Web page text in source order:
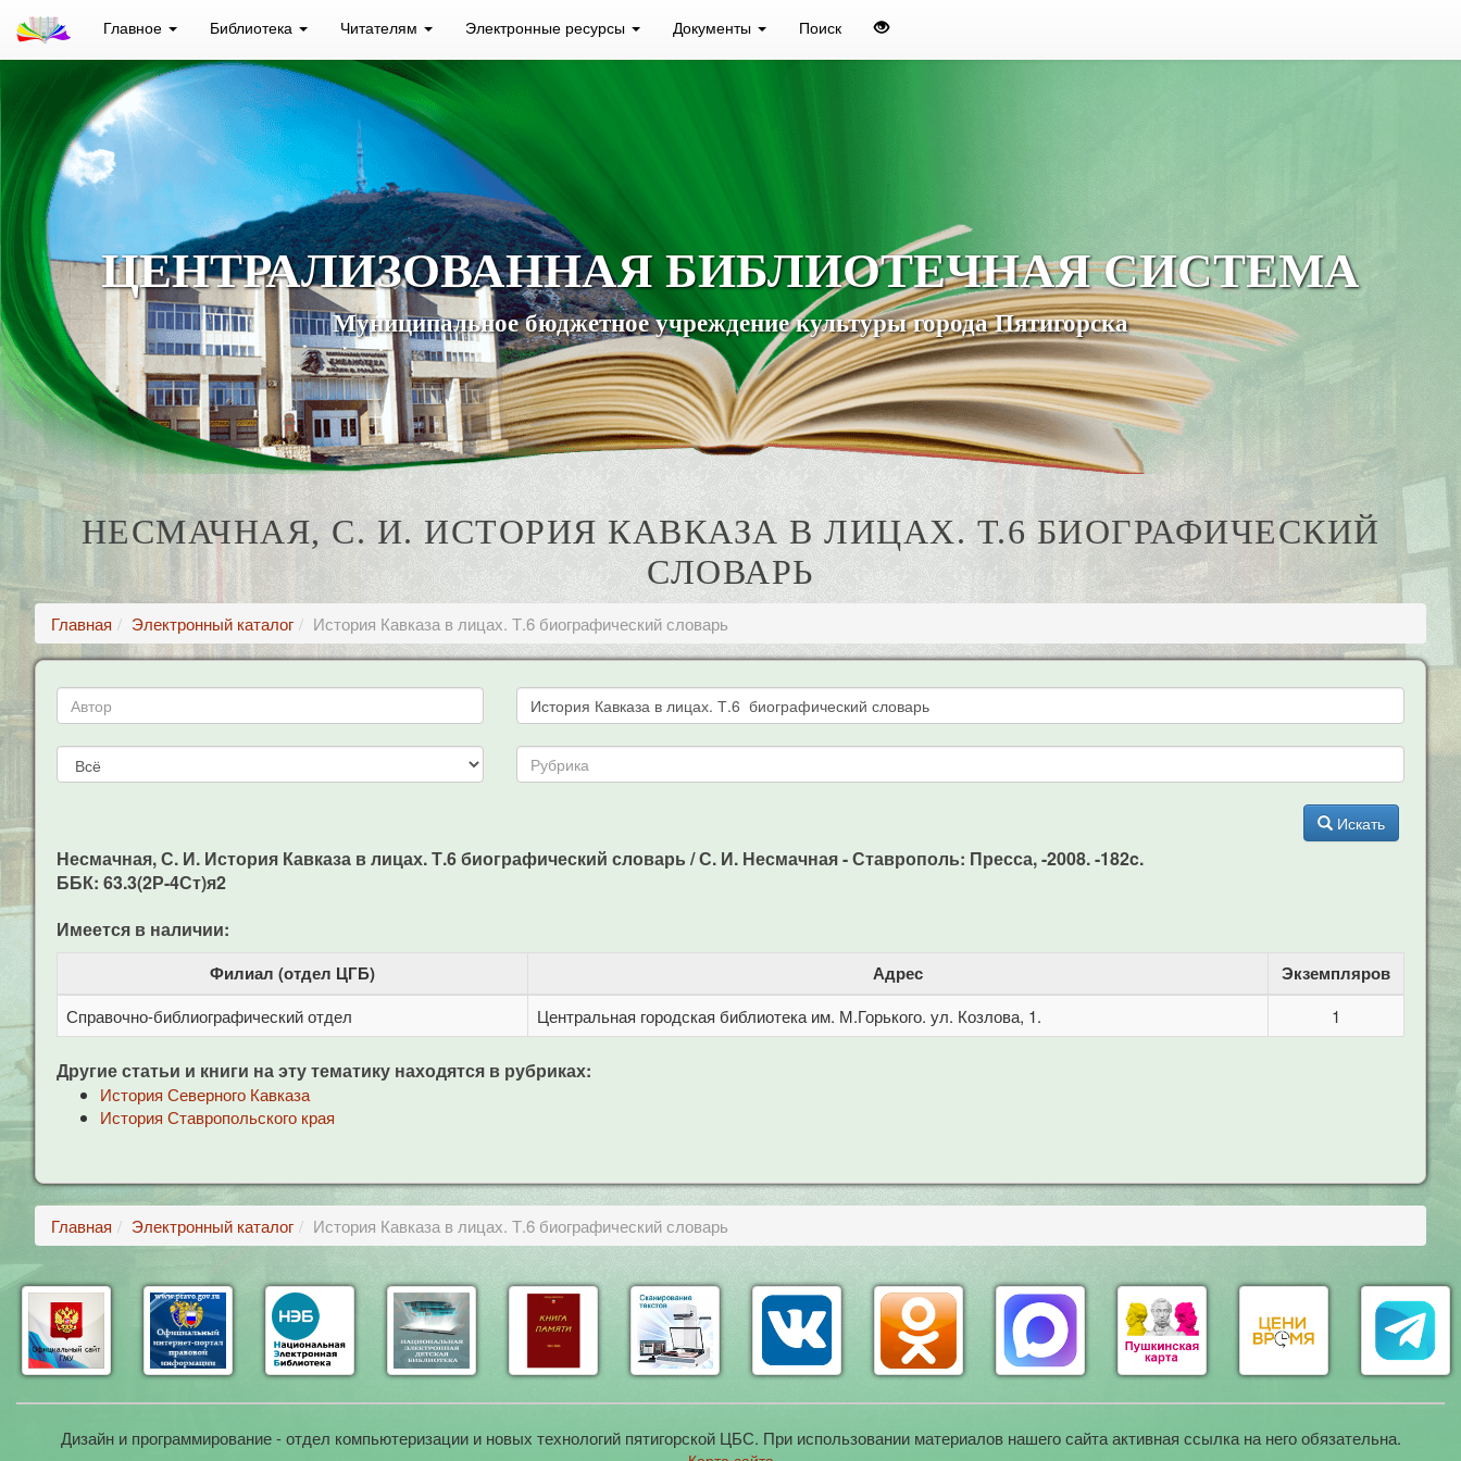
Главное Библиотека Читателям Электронные ресурсы Документы Поиск
ЦЕНТРАЛИЗОВАННАЯ БИБЛИОТЕЧНАЯ СИСТЕМА
Муниципальное бюджетное учреждение культуры города Пятигорска
НЕСМАЧНАЯ, С. И. ИСТОРИЯ КАВКАЗА В ЛИЦАХ. Т.6 БИОГРАФИЧЕСКИЙ
СЛОВАРЬ
Главная Электронный каталог История Кавказа в лицах. Т.6 биографический словарь
Искать
Несмачная, С. И. История Кавказа в лицах. Т.6 биографический словарь / С. И. Несмачная - Ставрополь: Пресса, -2008. -182c.
ББК: 63.3(2Р-4Ст)я2
Имеется в наличии:
Филиал (отдел ЦГБ) Адрес Экземпляров
Справочно-библиографический отдел Центральная городская библиотека им. М.Горького. ул. Козлова, 1. 1
Другие статьи и книги на эту тематику находятся в рубриках:
История Северного Кавказа
История Ставропольского края
Главная Электронный каталог История Кавказа в лицах. Т.6 биографический словарь
Дизайн и программирование - отдел компьютеризации и новых технологий пятигорской ЦБС. При использовании материалов нашего сайта активная ссылка на него обязательна.